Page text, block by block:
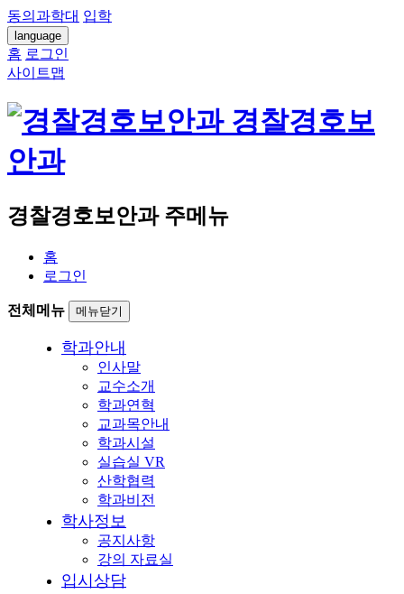
동의과학대 입학
language
홈 로그인
사이트맵
경찰경호보
안과
경찰경호보안과 주메뉴
홈
로그인
전체메뉴 메뉴닫기
학과안내
인사말
교수소개
학과연혁
교과목안내
학과시설
실습실 VR
산학협력
학과비전
학사정보
공지사항
강의 자료실
입시상담